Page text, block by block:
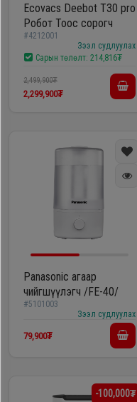
Ecovacs Deebot T30 pro
Робот Тоос сорогч
#4212001
Зээл судлуулах
Сарын төлөлт: 214,816₮
2,499,900₮
2,299,900₮
Panasonic агаар
чийгшүүлэгч /FE-40/
#5101003
Зээл судлуулах
79,900₮
-100,000₮